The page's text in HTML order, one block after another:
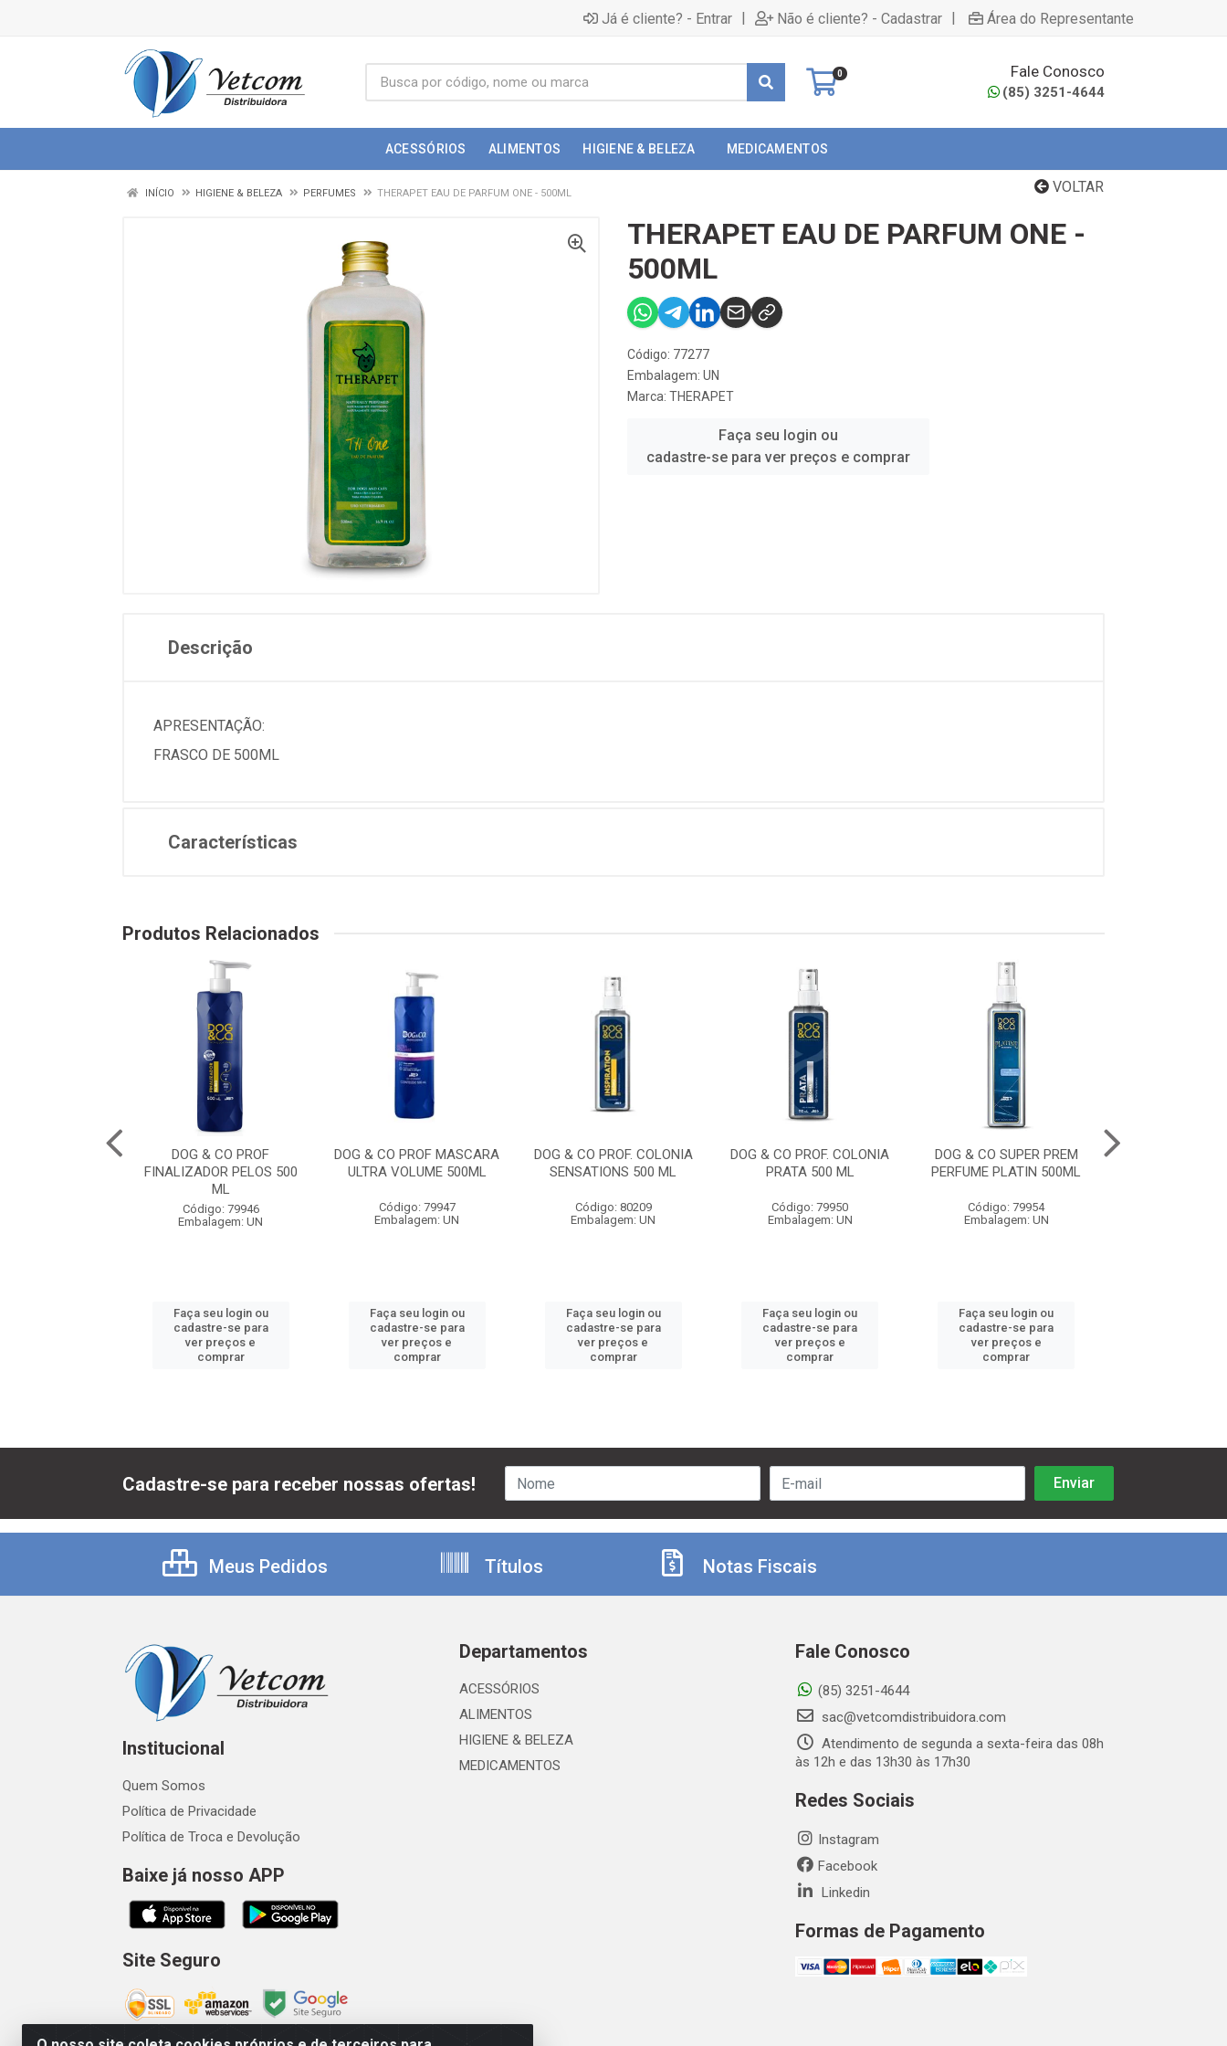
Já é cliente? - Entrar | Não é cliente? - Cadastrar | Área do Representante
0 Fale Conosco
(85) 3251-4644
ACESSÓRIOS ALIMENTOS HIGIENE & BELEZA MEDICAMENTOS
VOLTAR
INÍCIO HIGIENE & BELEZA PERFUMES THERAPET EAU DE PARFUM ONE - 500ML
THERAPET EAU DE PARFUM ONE -
500ML
Código: 77277
Embalagem: UN
Marca: THERAPET
Faça seu login ou
cadastre-se para ver preços e comprar
Descrição
APRESENTAÇÃO:
FRASCO DE 500ML
Características
Produtos Relacionados
DOG & CO PROF
FINALIZADOR PELOS 500
ML
Código: 79946
Embalagem: UN
Faça seu login ou
cadastre-se para
ver preços e
comprar
DOG & CO PROF MASCARA
ULTRA VOLUME 500ML
Código: 79947
Embalagem: UN
Faça seu login ou
cadastre-se para
ver preços e
comprar
DOG & CO PROF. COLONIA
SENSATIONS 500 ML
Código: 80209
Embalagem: UN
Faça seu login ou
cadastre-se para
ver preços e
comprar
DOG & CO PROF. COLONIA
PRATA 500 ML
Código: 79950
Embalagem: UN
Faça seu login ou
cadastre-se para
ver preços e
comprar
DOG & CO SUPER PREM
PERFUME PLATIN 500ML
Código: 79954
Embalagem: UN
Faça seu login ou
cadastre-se para
ver preços e
comprar
Cadastre-se para receber nossas ofertas!
Meus Pedidos Títulos Notas Fiscais
Institucional
Quem Somos
Política de Privacidade
Política de Troca e Devolução
Baixe já nosso APP
Site Seguro
Departamentos
ACESSÓRIOS
ALIMENTOS
HIGIENE & BELEZA
MEDICAMENTOS
Fale Conosco
(85) 3251-4644
sac@vetcomdistribuidora.com
Atendimento de segunda a sexta-feira das 08h
às 12h e das 13h30 às 17h30
Redes Sociais
Instagram
Facebook
Linkedin
Formas de Pagamento